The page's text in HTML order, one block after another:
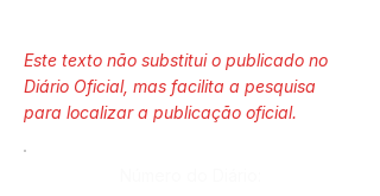
Este texto não substitui o publicado no
Diário Oficial, mas facilita a pesquisa
para localizar a publicação oficial.